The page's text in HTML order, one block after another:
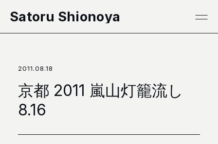
Satoru Shionoya
2011.08.18
京都 2011 嵐山灯籠流し
8.16